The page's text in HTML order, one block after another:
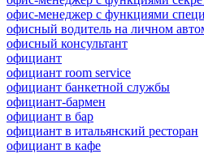
офис-менеджер с функциями
офисный водитель на личном
офисный консультант
официант
официант room service
официант банкетной службы
официант-бармен
официант в бар
официант в итальянский ресторан
официант в кафе